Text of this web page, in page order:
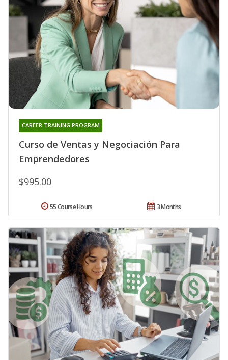
Curso de Ventas y Negociación Para
Emprendedores
CAREER TRAINING PROGRAM
$995.00
3 Months
55 Course Hours